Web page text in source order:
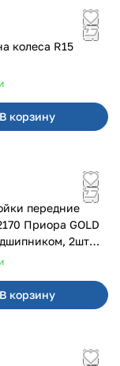
колеса R15
В корзину
передние
Приора GOLD
2шт
В корзину